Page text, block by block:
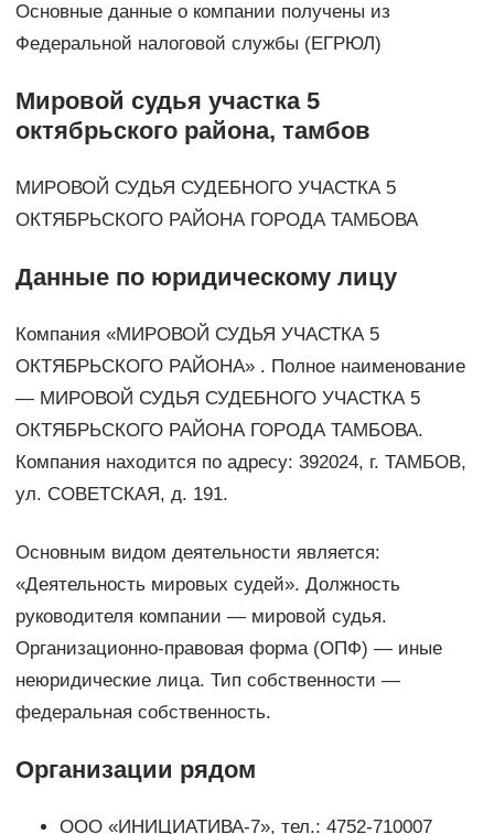
Основные данные о компании получены из
Федеральной налоговой службы (ЕГРЮЛ)
Мировой судья участка 5
октябрьского района, тамбов
МИРОВОЙ СУДЬЯ СУДЕБНОГО УЧАСТКА 5
ОКТЯБРЬСКОГО РАЙОНА ГОРОДА ТАМБОВА
Данные по юридическому лицу
Компания «МИРОВОЙ СУДЬЯ УЧАСТКА 5
ОКТЯБРЬСКОГО РАЙОНА» . Полное наименование
— МИРОВОЙ СУДЬЯ СУДЕБНОГО УЧАСТКА 5
ОКТЯБРЬСКОГО РАЙОНА ГОРОДА ТАМБОВА.
Компания находится по адресу: 392024, г. ТАМБОВ,
ул. СОВЕТСКАЯ, д. 191.
Основным видом деятельности является:
«Деятельность мировых судей». Должность
руководителя компании — мировой судья.
Организационно-правовая форма (ОПФ) — иные
неюридические лица. Тип собственности —
федеральная собственность.
Организации рядом
ООО «ИНИЦИАТИВА-7», тел.: 4752-710007